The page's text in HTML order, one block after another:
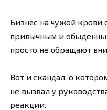
Бизнес на чужой
привычным и
просто не обращают
Вот и скандал, о
не вызвал у
реакции.